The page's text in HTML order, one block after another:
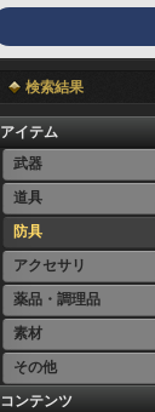
検索結果
アイテム
武器
道具
防具
アクセサリ
薬品・調理品
素材
その他
コンテンツ